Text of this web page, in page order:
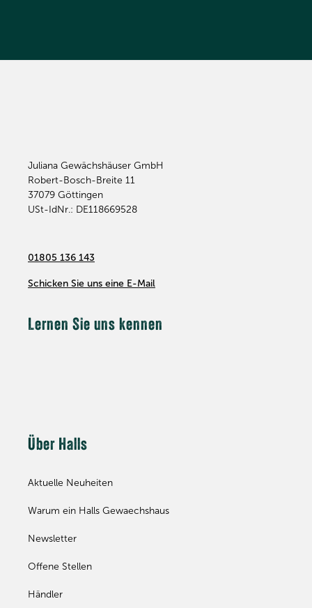
Juliana Gewächshäuser GmbH
Robert-Bosch-Breite 11
37079 Göttingen
USt-IdNr.: DE118669528
01805 136 143
Schicken Sie uns eine E-Mail
Lernen Sie uns kennen
Über Halls
Aktuelle Neuheiten
Warum ein Halls Gewaechshaus
Newsletter
Offene Stellen
Händler